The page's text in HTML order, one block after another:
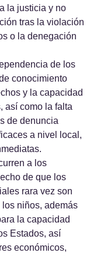
la justicia y no
tras la violación
o la denegación
de los
conocimiento
y la capacidad
así como la falta
de denuncia
a nivel local,
a los
de que los
rara vez son
niños, además
la capacidad
Estados, así
económicos,